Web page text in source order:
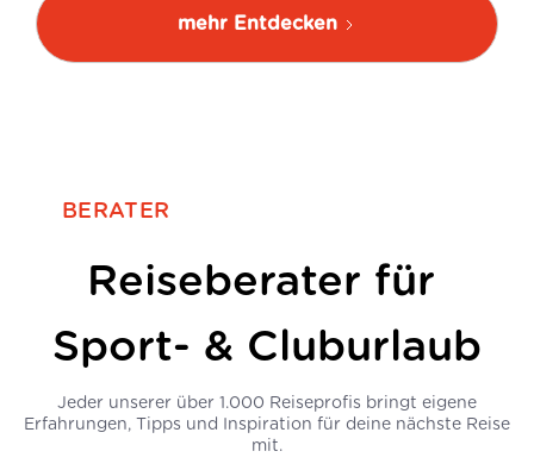
mehr Entdecken
BERATER
Reiseberater für
Sport- & Cluburlaub
Jeder unserer über 1.000 Reiseprofis bringt eigene
Erfahrungen, Tipps und Inspiration für deine nächste Reise
mit.